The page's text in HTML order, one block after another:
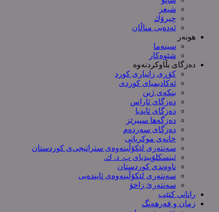
شیعر
چیرۆك
ئەدەبی مناڵان
هونەر
سینەما
شێوەکار
دەزگای بڵاوکردنەوە
کۆڕی زانیاری کورد
ئەکادیمیای کوردی
بنکەی ژین
دەزگای ئاراس
دەزگای ئایدیا
دەزگەها سپیرێز
دەزگای سەردەم
خانەی موکریانی
سەنتەری لێكۆڵینەوەی ستراتیجی‌ی كوردستان
ئینسکلۆپیدیای پ. د. ك.
ناوەندی کوردستان
سەنتەری لێکۆڵینەوەى ئایندەیی
سەنتەرێ زاخۆ
رانانی کتێب
زمان و فەرهەنگ